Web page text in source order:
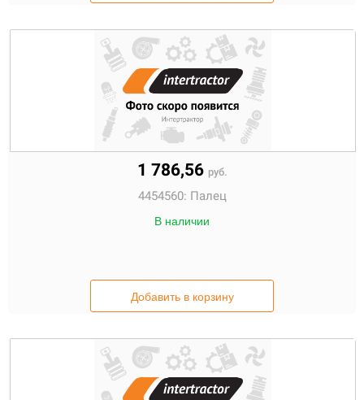
1 786,56 руб.
4454560: Палец
В наличии
Добавить в корзину